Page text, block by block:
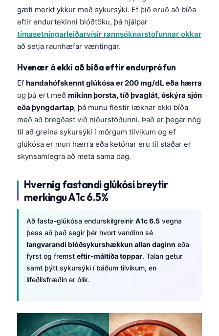
gæti merkt ykkur með sykursýki. Ef þið eruð að bíða
eftir endurtekinni blóðtöku, þá hjálpar
tímasetningarleiðarvísir rannsóknarstofunnar okkar
að setja raunhæfar væntingar.
Hvenær á ekki að bíða eftir endurprófun
Ef handahófskennt glúkósa er 200 mg/dL eða hærra
og þú ert með mikinn þorsta, tíð þvaglát, óskýra sjón
eða þyngdartap, þá munu flestir læknar ekki bíða
með að bregðast við niðurstöðunni. Það er þegar nóg
til að greina sykursýki í mörgum tilvikum og ef
glúkósa er mun hærra eða ketónar eru til staðar er
skynsamlegra að meta sama dag.
Hvernig fastandi glúkósi breytir
merkingu A1c 6.5%
Að fasta-glúkósa endurskilgreinir A1c 6.5 vegna
þess að það segir þér hvort vandinn sé
langvarandi blóðsykurshækkun allan daginn eða
fyrst og fremst eftir-máltíða toppar. Talan getur
samt þýtt sykursýki í báðum tilvikum, en
lífeðlisfræðin er ólík.